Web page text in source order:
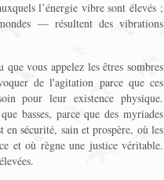
l’énergie vibre sont élevés ;
— résultent des vibrations
vous appelez les êtres sombres
de l'agitation parce que ces
pour leur existence physique.
basses, parce que des myriades
en sécurité, sain et prospère, où les
et où règne une justice véritable.